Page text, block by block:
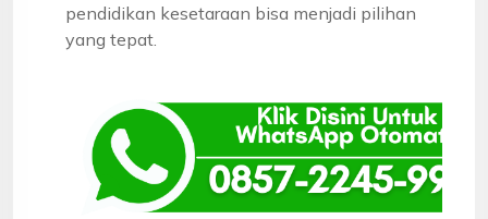
pendidikan kesetaraan bisa menjadi pilihan
yang tepat.